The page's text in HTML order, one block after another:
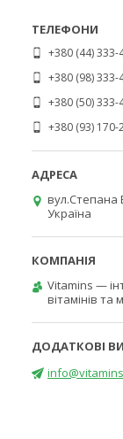
+380 (44) 333-
+380 (98) 333-
+380 (50) 333-
+380 (93) 170-
вул.Степана
Україна
Vitamins —
вітамінів та